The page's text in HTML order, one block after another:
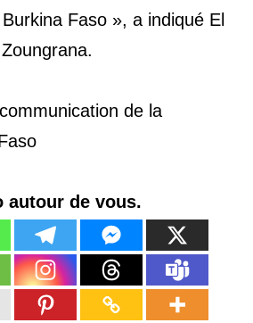
Faso », a indiqué El
de la
autour de vous.